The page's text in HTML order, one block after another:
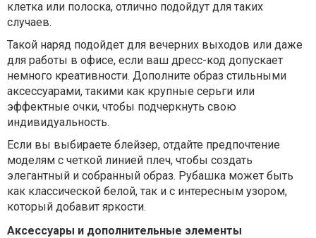
клетка или полоска, отлично подойдут для таких
случаев.
Такой наряд подойдет для вечерних выходов или даже
для работы в офисе, если ваш дресс-код допускает
немного креативности. Дополните образ стильными
аксессуарами, такими как крупные серьги или
эффектные очки, чтобы подчеркнуть свою
индивидуальность.
Если вы выбираете блейзер, отдайте предпочтение
моделям с четкой линией плеч, чтобы создать
элегантный и собранный образ. Рубашка может быть
как классической белой, так и с интересным узором,
который добавит яркости.
Аксессуары и дополнительные элементы